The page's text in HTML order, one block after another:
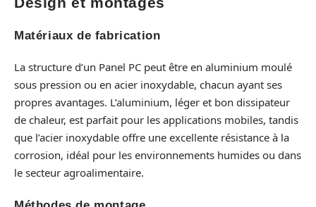
Matériaux de fabrication
La structure d’un Panel PC peut être en aluminium moulé
sous pression ou en acier inoxydable, chacun ayant ses
propres avantages. L’aluminium, léger et bon dissipateur
de chaleur, est parfait pour les applications mobiles, tandis
que l’acier inoxydable offre une excellente résistance à la
corrosion, idéal pour les environnements humides ou dans
le secteur agroalimentaire.